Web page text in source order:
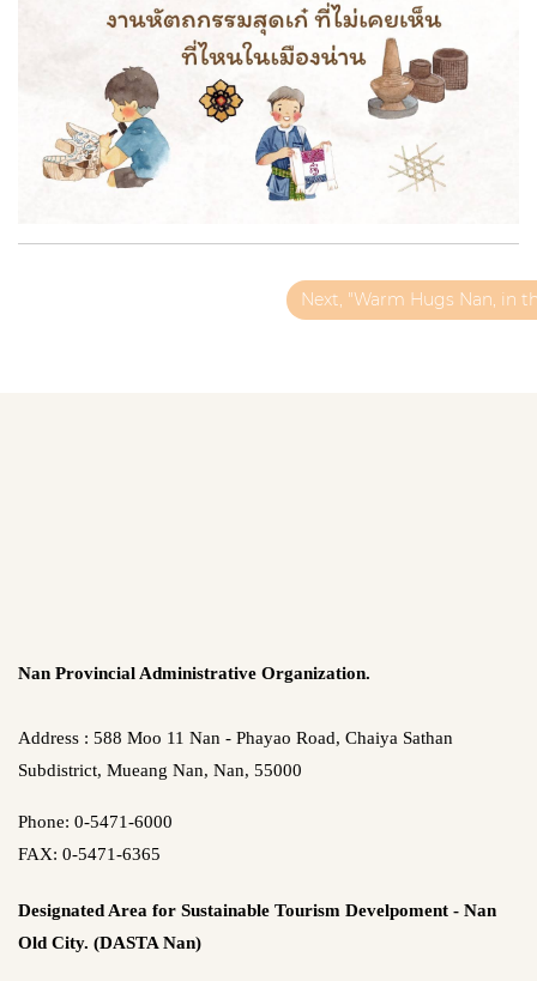
Next, "Warm Hugs Nan, in
Nan Provincial Administrative Organization.
Address : 588 Moo 11 Nan - Phayao Road, Chaiya Sathan
Subdistrict, Mueang Nan, Nan, 55000
Phone: 0-5471-6000
FAX: 0-5471-6365
Designated Area for Sustainable Tourism Develpoment - Nan
Old City. (DASTA Nan)